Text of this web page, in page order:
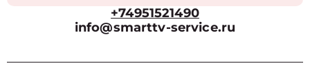
+74951521490
info@smarttv-service.ru